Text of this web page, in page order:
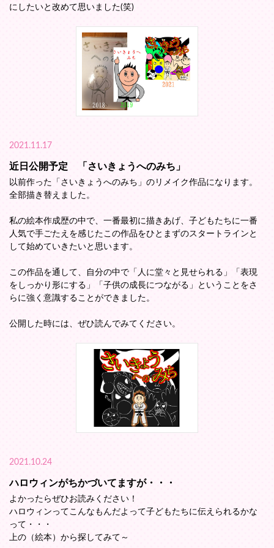
にしたいと改めて思いました(笑)
2021.11.17
近日公開予定 「さいきょうへのみち」
以前作った「さいきょうへのみち」のリメイク作品になります。
全部描き替えました。
私の絵本作成歴の中で、一番最初に描きあげ、子どもたちに一番
人気で手ごたえを感じたこの作品をひとまずのスタートラインと
して始めていきたいと思います。
この作品を通して、自分の中で「人に堂々と見せられる」「表現
をしっかり形にする」「子供の成長につながる」ということをさ
らに強く意識することができました。
公開した時には、ぜひ読んでみてください。
2021.10.24
ハロウィンがちかづいてますが・・・
よかったらぜひお読みください！
ハロウィンってこんなもんだよって子どもたちに伝えられるかな
って・・・
上の（絵本）から探してみて～